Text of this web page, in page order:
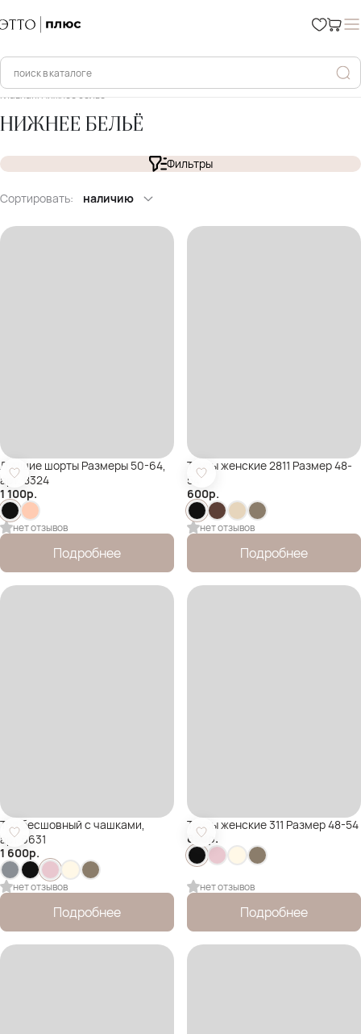
Главная Нижнее бельё
НИЖНЕЕ БЕЛЬЁ
Фильтры
Сортировать: наличию
Лучшие шорты Размеры 50-64,
арт. 8324
1 100р.
нет отзывов
Подробнее
Трусы женские 2811 Размер 48-
54
600р.
нет отзывов
Подробнее
Топ бесшовный с чашками,
арт.6631
1 600р.
нет отзывов
Подробнее
Трусы женские 311 Размер 48-54
850 р.
нет отзывов
Подробнее